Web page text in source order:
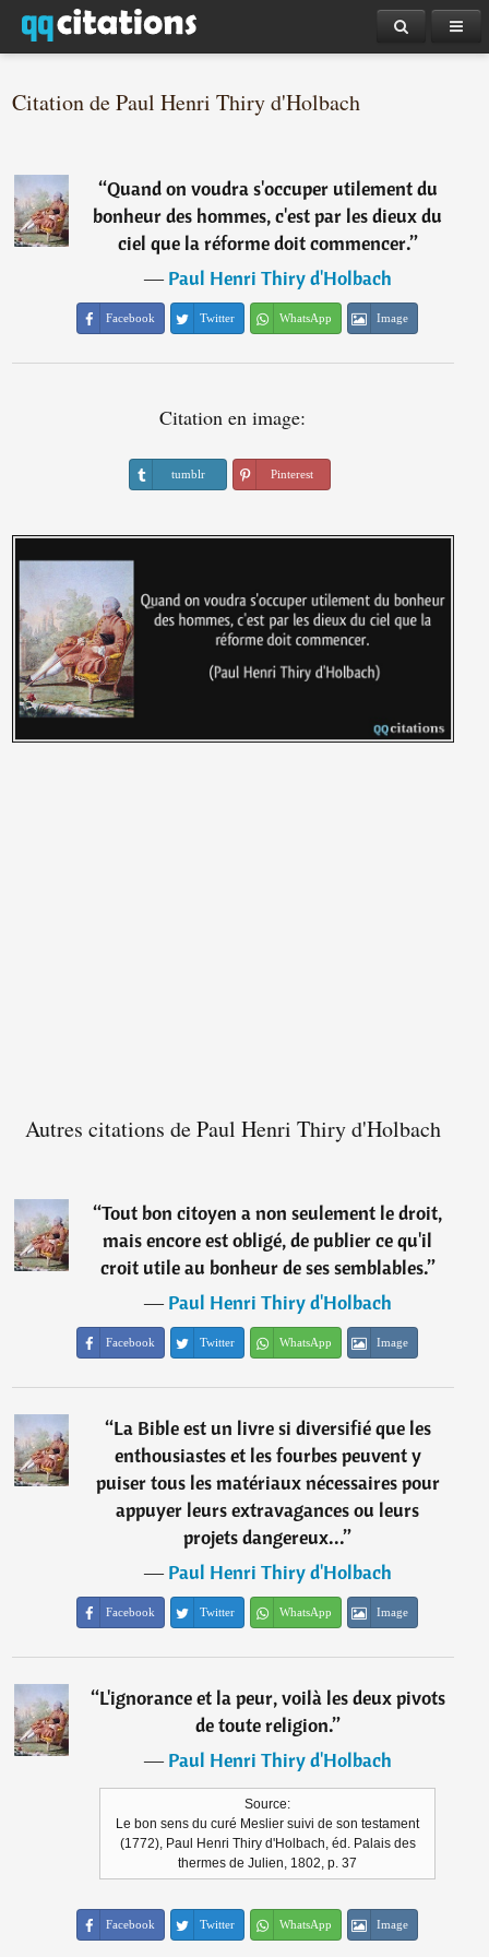
Citation de Paul Henri Thiry d'Holbach
“Quand on voudra s'occuper utilement du
bonheur des hommes, c'est par les dieux du
ciel que la réforme doit commencer.”
―Paul Henri Thiry d'Holbach
Facebook Twitter WhatsApp Image
Citation en image:
tumblr Pinterest
Autres citations de Paul Henri Thiry d'Holbach
“Tout bon citoyen a non seulement le droit,
mais encore est obligé, de publier ce qu'il
croit utile au bonheur de ses semblables.”
―Paul Henri Thiry d'Holbach
Facebook Twitter WhatsApp Image
“La Bible est un livre si diversifié que les
enthousiastes et les fourbes peuvent y
puiser tous les matériaux nécessaires pour
appuyer leurs extravagances ou leurs
projets dangereux...”
―Paul Henri Thiry d'Holbach
Facebook Twitter WhatsApp Image
“L'ignorance et la peur, voilà les deux pivots
de toute religion.”
―Paul Henri Thiry d'Holbach
Source:
Le bon sens du curé Meslier suivi de son testament
(1772), Paul Henri Thiry d'Holbach, éd. Palais des
thermes de Julien, 1802, p. 37
Facebook Twitter WhatsApp Image